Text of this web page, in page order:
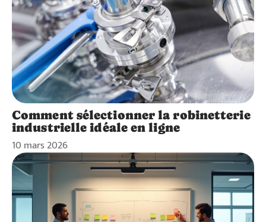
Comment sélectionner la robinetterie
industrielle idéale en ligne
10 mars 2026